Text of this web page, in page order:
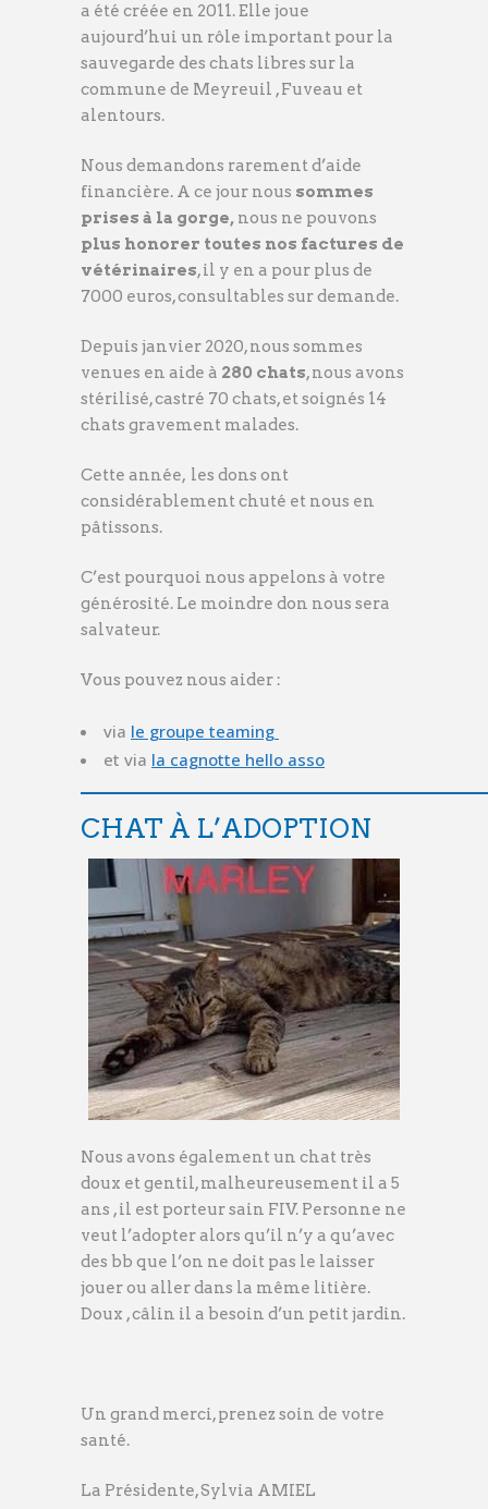
a été créée en 2011. Elle joue
aujourd’hui un rôle important pour la
sauvegarde des chats libres sur la
commune de Meyreuil , Fuveau et
alentours.
Nous demandons rarement d’aide
financière. A ce jour nous sommes
prises à la gorge, nous ne pouvons
plus honorer toutes nos factures de
vétérinaires, il y en a pour plus de
7000 euros, consultables sur demande.
Depuis janvier 2020, nous sommes
venues en aide à 280 chats, nous avons
stérilisé, castré 70 chats, et soignés 14
chats gravement malades.
Cette année, les dons ont
considérablement chuté et nous en
pâtissons.
C’est pourquoi nous appelons à votre
générosité. Le moindre don nous sera
salvateur.
Vous pouvez nous aider :
via le groupe teaming
et via la cagnotte hello asso
CHAT À L’ADOPTION
Nous avons également un chat très
doux et gentil, malheureusement il a 5
ans , il est porteur sain FIV. Personne ne
veut l’adopter alors qu’il n’y a qu’avec
des bb que l’on ne doit pas le laisser
jouer ou aller dans la même litière.
Doux , câlin il a besoin d’un petit jardin.
Un grand merci, prenez soin de votre
santé.
La Présidente, Sylvia AMIEL